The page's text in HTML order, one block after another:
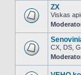
ZX
Viskas
CX, DS,